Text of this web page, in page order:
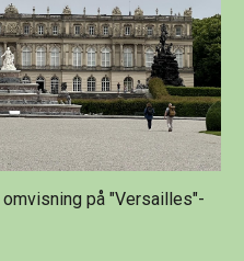
på "Versailles"-